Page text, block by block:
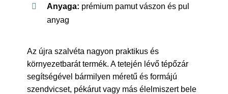
Anyaga: prémium pamut vászon és pul
anyag
Az újra szalvéta nagyon praktikus és
környezetbarát termék. A tetején lévő tépőzár
segítségével bármilyen méretű és formájú
szendvicset, pékárut vagy más élelmiszert bele